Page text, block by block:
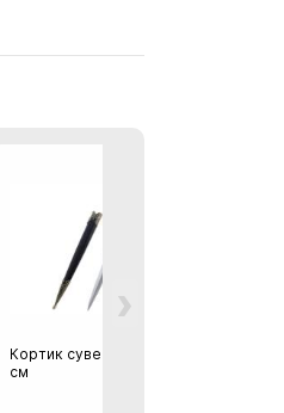
›
Кортик сувенирный 35
см